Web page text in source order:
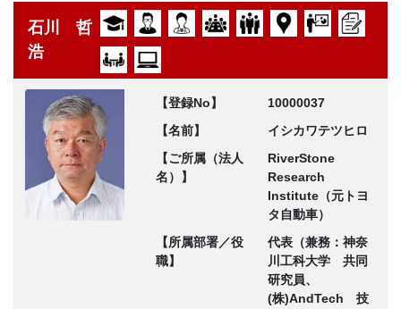
石川 哲
浩
【登録No】
10000037
【名前】
イシカワテツヒロ
【ご所属（法人
名）】
RiverStone
Research
Institute（元トヨ
タ自動車）
【所属部署／役
職】
代表（兼務：神奈
川工科大学 共同
研究員、
(株)AndTech 技